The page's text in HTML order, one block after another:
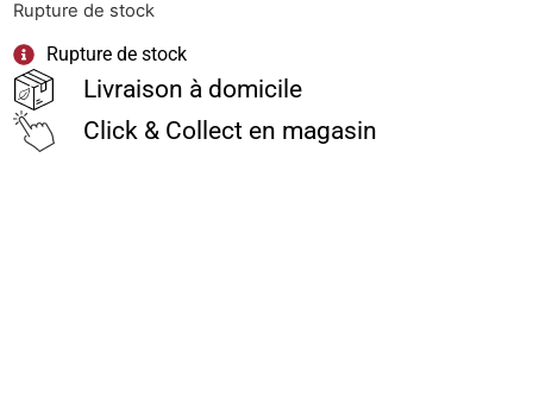
Rupture de stock
Rupture de stock
Livraison à domicile
Click & Collect en magasin